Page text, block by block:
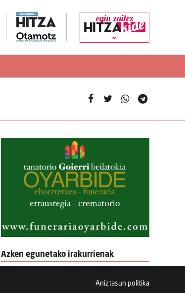
egin zaitez
Azken egunetako irakurrienak
Aniztasun politika